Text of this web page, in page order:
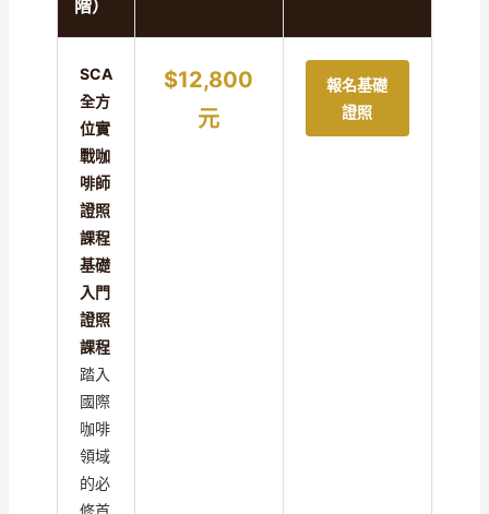
階）
SCA
全方
位實
戰咖
啡師
證照
課程
基礎
入門
證照
課程
踏入
國際
咖啡
領域
的必
修首
$12,800
元
報名基礎
證照